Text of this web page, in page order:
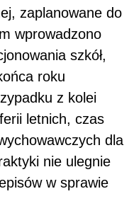
zaplanowane do
wprowadzono
szkół,
roku
z kolei
letnich, czas
dla
nie ulegnie
w sprawie